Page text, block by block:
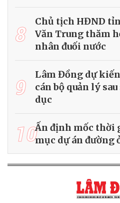
8
Chủ tịch HĐND
Văn Trung thăm
nhân đuối nước
9
Lâm Đồng dự
cán bộ quản lý
dục
10Ấn định mốc thời
mục dự án đường